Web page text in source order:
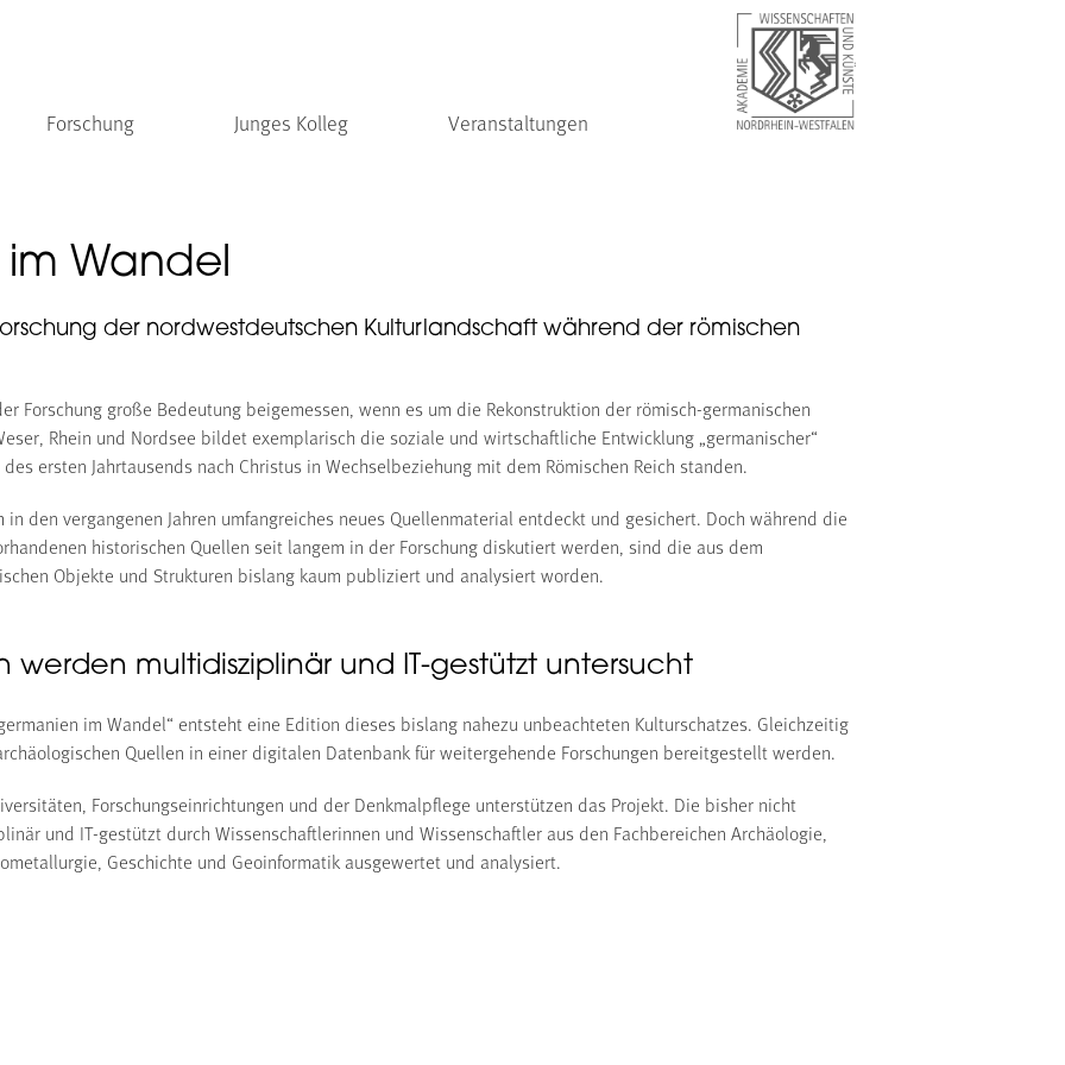
Forschung Junges Kolleg Veranstaltungen
Wandel
der nordwestdeutschen Kulturlandschaft während der römischen
Forschung große Bedeutung beigemessen, wenn es um die Rekonstruktion der römisch-germanischen
Rhein und Nordsee bildet exemplarisch die soziale und wirtschaftliche Entwicklung „germanischer“
ersten Jahrtausends nach Christus in Wechselbeziehung mit dem Römischen Reich standen.
den vergangenen Jahren umfangreiches neues Quellenmaterial entdeckt und gesichert. Doch während die
historischen Quellen seit langem in der Forschung diskutiert werden, sind die aus dem
Objekte und Strukturen bislang kaum publiziert und analysiert worden.
multidisziplinär und IT-gestützt untersucht
im Wandel“ entsteht eine Edition dieses bislang nahezu unbeachteten Kulturschatzes. Gleichzeitig
Quellen in einer digitalen Datenbank für weitergehende Forschungen bereitgestellt werden.
Forschungseinrichtungen und der Denkmalpflege unterstützen das Projekt. Die bisher nicht
und IT-gestützt durch Wissenschaftlerinnen und Wissenschaftler aus den Fachbereichen Archäologie,
Geschichte und Geoinformatik ausgewertet und analysiert.